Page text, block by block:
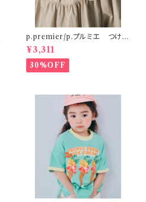
p.premier/p.プルミエ つけ衿
付き3WAYワンピース ベージ
ュ
¥3,311
30%OFF